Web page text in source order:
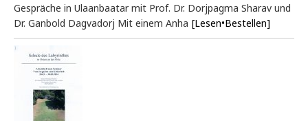
Gespräche in Ulaanbaatar mit Prof. Dr. Dorjpagma Sharav und
Dr. Ganbold Dagvadorj Mit einem Anha [Lesen•Bestellen]